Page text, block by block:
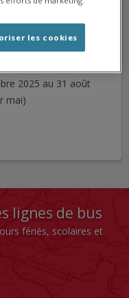
sélectionné.
2025 au 31 août
mai)
lignes de bus
fériés, scolaires et
les cookies